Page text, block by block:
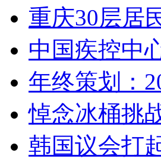
重庆30层
中国疾控中
年终策划：
悼念冰桶挑
韩国议会打